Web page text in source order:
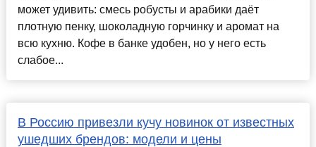
может удивить: смесь робусты и арабики даёт
плотную пенку, шоколадную горчинку и аромат на
всю кухню. Кофе в банке удобен, но у него есть
слабое...
В Россию привезли кучу новинок от известных
ушедших брендов: модели и цены